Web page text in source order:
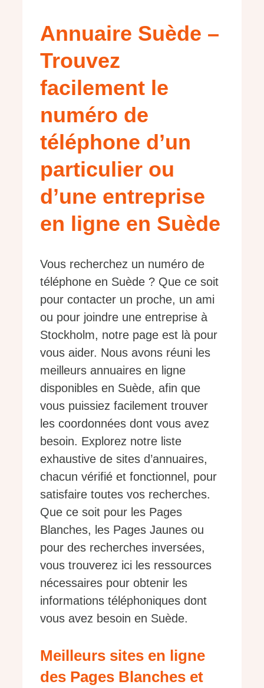
Annuaire Suède –
Trouvez
facilement le
numéro de
téléphone d’un
particulier ou
d’une entreprise
en ligne en Suède
Vous recherchez un numéro de
téléphone en Suède ? Que ce soit
pour contacter un proche, un ami
ou pour joindre une entreprise à
Stockholm, notre page est là pour
vous aider. Nous avons réuni les
meilleurs annuaires en ligne
disponibles en Suède, afin que
vous puissiez facilement trouver
les coordonnées dont vous avez
besoin. Explorez notre liste
exhaustive de sites d’annuaires,
chacun vérifié et fonctionnel, pour
satisfaire toutes vos recherches.
Que ce soit pour les Pages
Blanches, les Pages Jaunes ou
pour des recherches inversées,
vous trouverez ici les ressources
nécessaires pour obtenir les
informations téléphoniques dont
vous avez besoin en Suède.
Meilleurs sites en ligne
des Pages Blanches et